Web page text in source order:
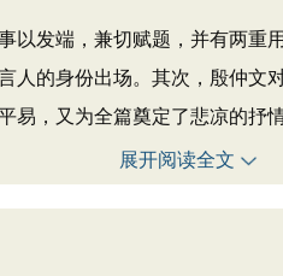
发端，兼切赋题，并有两重
人的身份出场。其次，殷仲文
易，又为全篇奠定了悲凉的抒
展开阅读全文